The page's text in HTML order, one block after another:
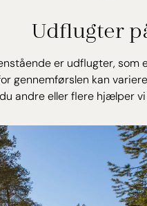
Udflugter
er udflugter, som
gennemførslen kan
andre eller flere hjælper